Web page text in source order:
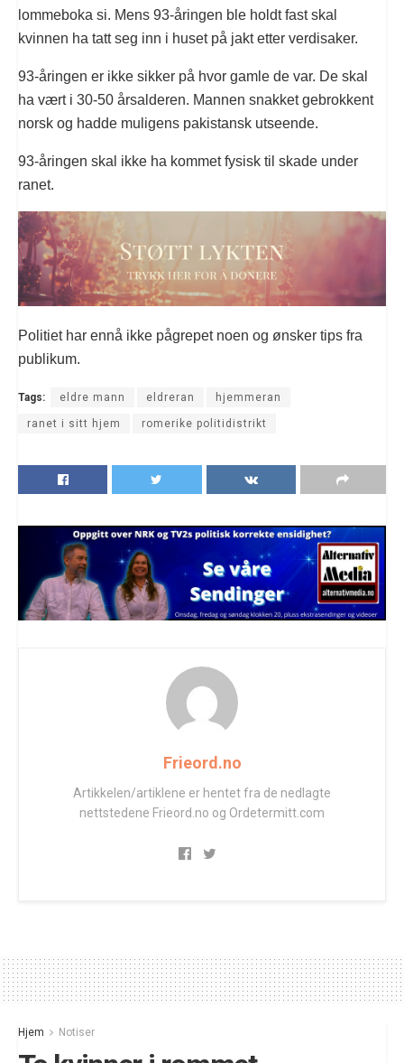
lommeboka si. Mens 93-åringen ble holdt fast skal
kvinnen ha tatt seg inn i huset på jakt etter verdisaker.
93-åringen er ikke sikker på hvor gamle de var. De skal
ha vært i 30-50 årsalderen. Mannen snakket gebrokkent
norsk og hadde muligens pakistansk utseende.
93-åringen skal ikke ha kommet fysisk til skade under
ranet.
Politiet har ennå ikke pågrepet noen og ønsker tips fra
publikum.
Tags: eldre mann eldreran hjemmeran
ranet i sitt hjem romerike politidistrikt
Frieord.no
Artikkelen/artiklene er hentet fra de nedlagte
nettstedene Frieord.no og Ordetermitt.com
Hjem Notiser